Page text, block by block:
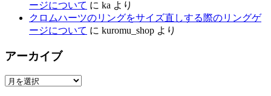
ージについて に ka より
クロムハーツのリングをサイズ直しする際のリングゲ
ージについて に kuromu_shop より
アーカイブ
ア